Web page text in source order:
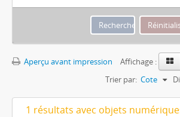
Aperçu avant impression
Affichage :
Trier par: Cote
1 résultats avec objets